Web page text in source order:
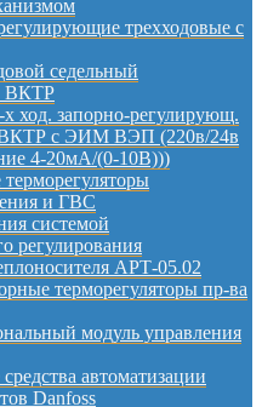
трехходовые с
седельный
ВКТР
ход. запорно-регулирующ.
ВКТР с ЭИМ ВЭП (220в/24в
4-20мА/(0-10В)))
и ГВС
системой
регулирования
АРТ-05.02
терморегуляторы пр-ва
модуль управления
автоматизации
Danfoss